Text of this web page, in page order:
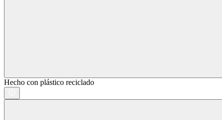
Hecho con plástico reciclado